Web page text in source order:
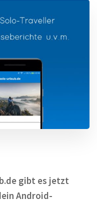
gibt es jetzt
Android-